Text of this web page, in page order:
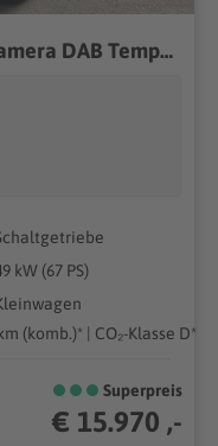
Mitsubishi Colt 1.0 Plus LED Kamera DAB Tempomat Klima Touch
kW (67 PS)
(komb.)* | CO₂-Klasse D*
Superpreis
€ 15.970 ,-